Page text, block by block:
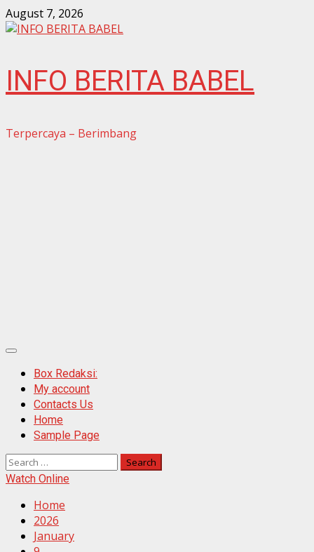
Skip
to
August 7, 2026
INFO BERITA BABEL
Terpercaya – Berimbang
Primary
MenuBox Redaksi:
My account
Contacts Us
Home
Sample Page
Search
for:
Watch Online
Home
2026
January